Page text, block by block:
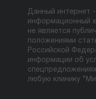
Данный интернет
информационный
не является
положениями
Российской
информации об
любую клинику